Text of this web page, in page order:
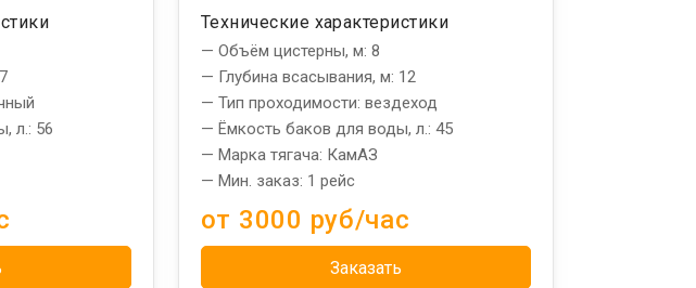
л.: 56
Технические характеристики
— Объём цистерны, м: 8
— Глубина всасывания, м: 12
— Тип проходимости: вездеход
— Ёмкость баков для воды, л.: 45
— Марка тягача: КамАЗ
— Мин. заказ: 1 рейс
от 3000 руб/час
Заказать